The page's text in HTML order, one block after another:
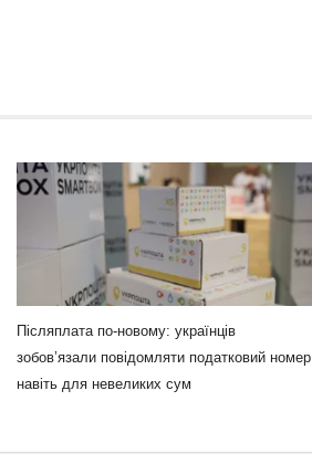
Післяплата по-новому: українців
зобов’язали повідомляти податковий номер
навіть для невеликих сум